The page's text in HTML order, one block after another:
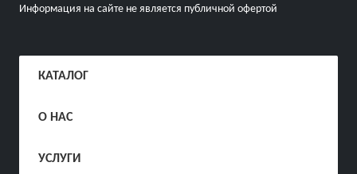
Информация на сайте не является публичной офертой
КАТАЛОГ
О НАС
УСЛУГИ